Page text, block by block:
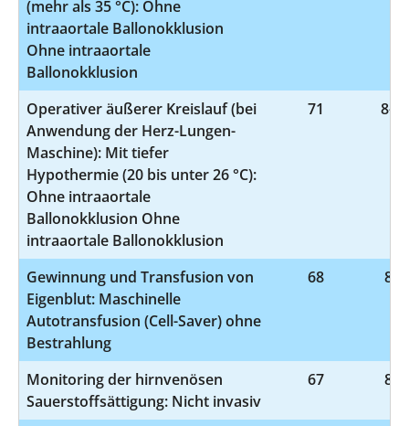
(mehr als 35 °C): Ohne
intraaortale Ballonokklusion
Ohne intraaortale
Ballonokklusion
Operativer äußerer Kreislauf (bei
Anwendung der Herz-Lungen-
Maschine): Mit tiefer
Hypothermie (20 bis unter 26 °C):
Ohne intraaortale
Ballonokklusion Ohne
intraaortale Ballonokklusion
71 8-
Gewinnung und Transfusion von
Eigenblut: Maschinelle
Autotransfusion (Cell-Saver) ohne
Bestrahlung
68 8-
Monitoring der hirnvenösen
Sauerstoffsättigung: Nicht invasiv
67 8-